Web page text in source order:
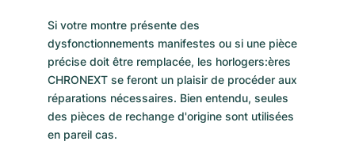
Si votre montre présente des
dysfonctionnements manifestes ou si une pièce
précise doit être remplacée, les horlogers:ères
CHRONEXT se feront un plaisir de procéder aux
réparations nécessaires. Bien entendu, seules
des pièces de rechange d'origine sont utilisées
en pareil cas.